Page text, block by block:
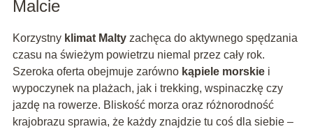
Malcie
Korzystny klimat Maltyzachęca do aktywnego spędzania
czasu na świeżym powietrzu niemal przez cały rok.
Szeroka oferta obejmuje zarówno kąpiele morskiei
wypoczynek na plażach, jak i trekking, wspinaczkę czy
jazdę na rowerze. Bliskość morza oraz różnorodność
krajobrazu sprawia, że każdy znajdzie tu coś dla siebie –